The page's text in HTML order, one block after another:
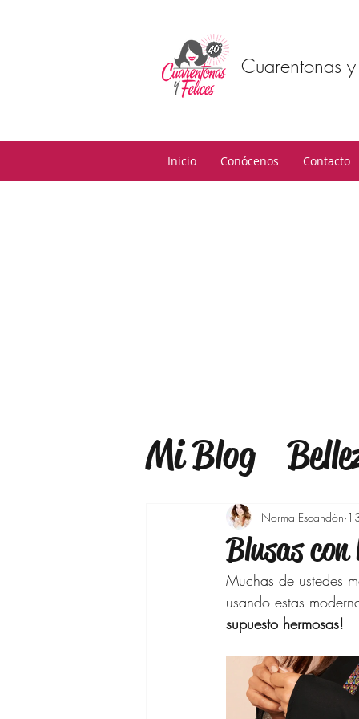
Cuarentonas
Inicio Conócenos Contacto
Mi Blog
Estilo
Estilo de
Maquillaje
Blusas con
Norma Escandón
Muchas de ustedes
usando estas
supuesto hermosas!